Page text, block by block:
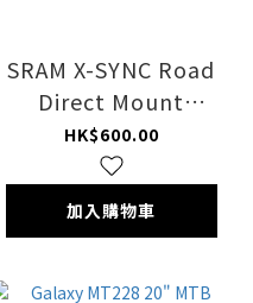
SRAM X-SYNC Road
Direct Mount
Chainrings CR-XSNC-
DM-D1
HK$600.00
加入購物車